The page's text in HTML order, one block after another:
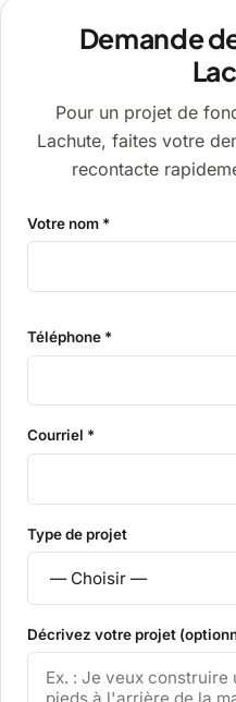
Demande
Pour un projet de
Lachute, faites votre
recontacte
Votre nom *
Téléphone *
Courriel *
Type de projet
Décrivez votre projet